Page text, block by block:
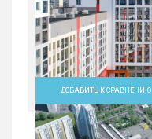
ДОБАВИТЬ К СРАВНЕНИЮ